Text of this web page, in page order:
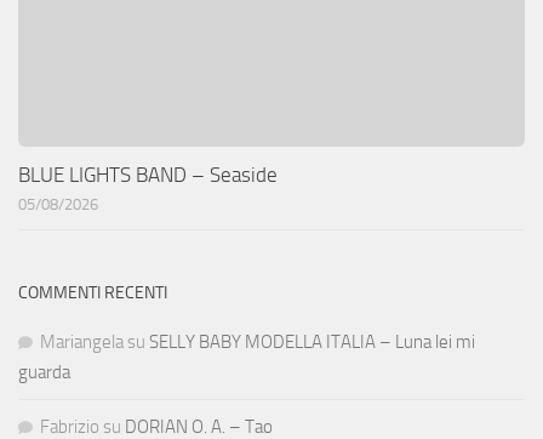
BLUE LIGHTS BAND – Seaside
05/08/2026
COMMENTI RECENTI
Mariangela su SELLY BABY MODELLA ITALIA – Luna lei mi
guarda
Fabrizio su DORIAN O. A. – Tao